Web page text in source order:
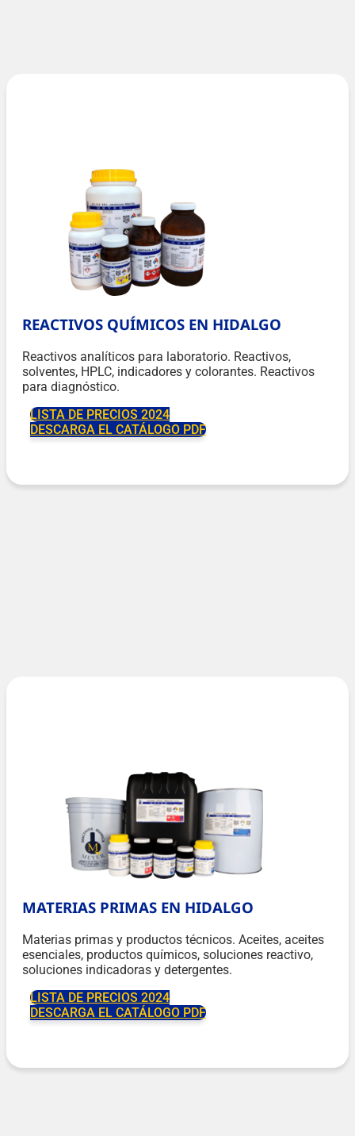
REACTIVOS QUÍMICOS EN HIDALGO
Reactivos analíticos para laboratorio. Reactivos,
solventes, HPLC, indicadores y colorantes. Reactivos
para diagnóstico.
LISTA DE PRECIOS 2024
DESCARGA EL CATÁLOGO PDF
MATERIAS PRIMAS EN HIDALGO
Materias primas y productos técnicos. Aceites, aceites
esenciales, productos químicos, soluciones reactivo,
soluciones indicadoras y detergentes.
LISTA DE PRECIOS 2024
DESCARGA EL CATÁLOGO PDF